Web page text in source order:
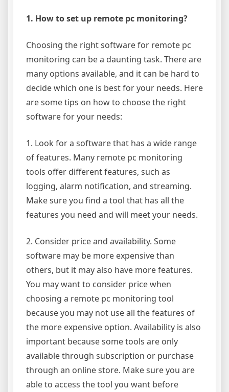
1. How to set up remote pc monitoring?
Choosing the right software for remote pc
monitoring can be a daunting task. There are
many options available, and it can be hard to
decide which one is best for your needs. Here
are some tips on how to choose the right
software for your needs:
1. Look for a software that has a wide range
of features. Many remote pc monitoring
tools offer different features, such as
logging, alarm notification, and streaming.
Make sure you find a tool that has all the
features you need and will meet your needs.
2. Consider price and availability. Some
software may be more expensive than
others, but it may also have more features.
You may want to consider price when
choosing a remote pc monitoring tool
because you may not use all the features of
the more expensive option. Availability is also
important because some tools are only
available through subscription or purchase
through an online store. Make sure you are
able to access the tool you want before